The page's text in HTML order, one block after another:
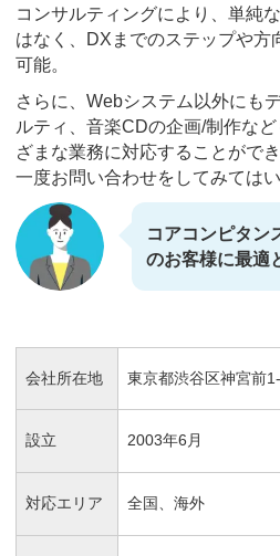
コンサルティングにより、単純
はなく、DXまでのステップや方
可能。
さらに、Webシステム以外にも
ルティ、音楽CDの企画/制作な
ざまな業務に対応することがで
一度お問い合わせをしてみては
コアコンピタン
のお客様に最適
会社所在地 東京都渋谷区神宮前
設立 2003年6月
対応エリア 全国、海外